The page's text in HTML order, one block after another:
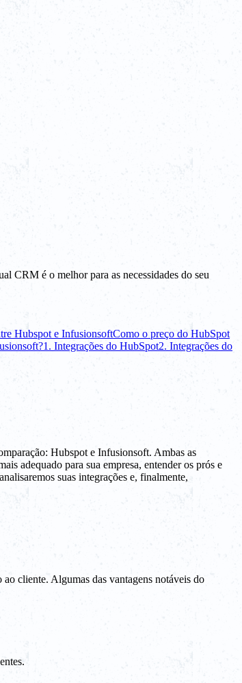
CRM é o melhor para as necessidades do seu
Hubspot e InfusionsoftComo o preço do HubSpot
1. Integrações do HubSpot2. Integrações do
Hubspot e Infusionsoft. Ambas as
adequado para sua empresa, entender os prós e
suas integrações e, finalmente,
cliente. Algumas das vantagens notáveis do